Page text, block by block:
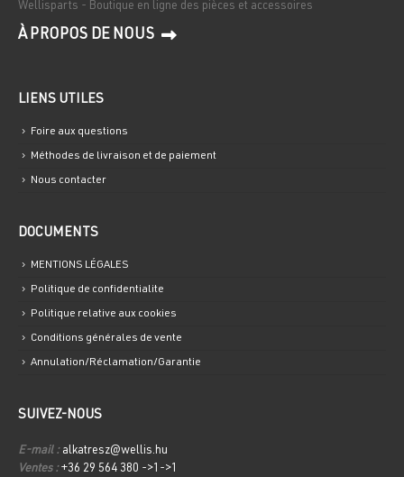
Wellisparts - Boutique en ligne des pièces et accessoires
À PROPOS DE NOUS
LIENS UTILES
Foire aux questions
Méthodes de livraison et de paiement
Nous contacter
DOCUMENTS
MENTIONS LÉGALES
Politique de confidentialite
Politique relative aux cookies
Conditions générales de vente
Annulation/Réclamation/Garantie
SUIVEZ-NOUS
E-mail : alkatresz@wellis.hu
Ventes : +36 29 564 380 ->1->1